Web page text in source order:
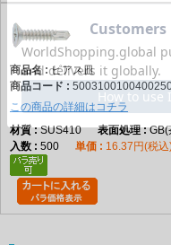
ピアス皿
この商品の詳細はコチラ
SUS410
GB(
500
16.37円(税込